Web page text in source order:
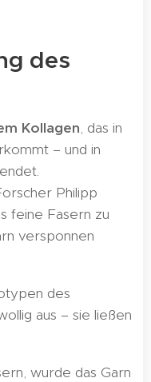
des
Kollagen, das in
– und in
Philipp
feine Fasern zu
versponnen
des
aus – sie ließen
wurde das Garn